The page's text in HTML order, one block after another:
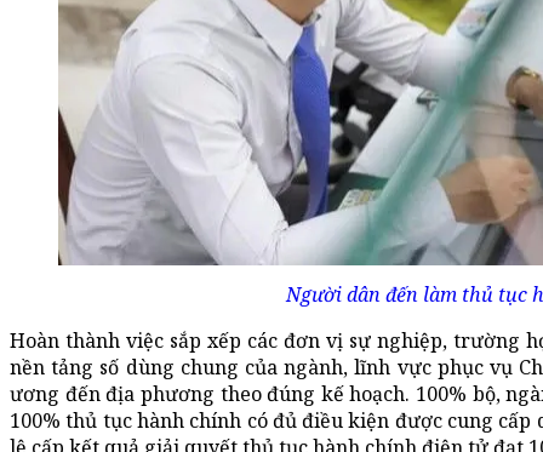
Người dân đến làm thủ tục
Hoàn thành việc sắp xếp các đơn vị sự nghiệp, trường
nền tảng số dùng chung của ngành, lĩnh vực phục vụ
ương đến địa phương theo đúng kế hoạch. 100% bộ,
100% thủ tục hành chính có đủ điều kiện được cung